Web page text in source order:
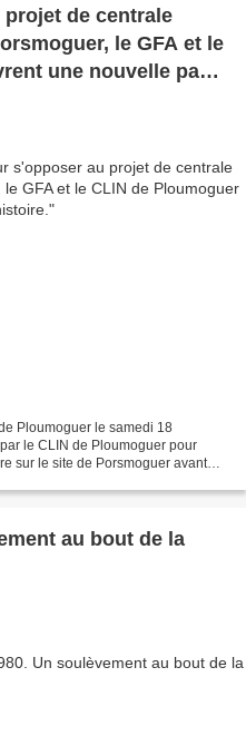
de centrale
le GFA et le
une nouvelle page
Ploumoguer le samedi 18
le CLIN de Ploumoguer pour
sur le site de Porsmoguer avant
au bout de la